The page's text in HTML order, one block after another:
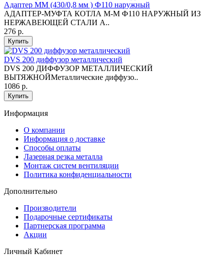
Адаптер ММ (430/0,8 мм ) Ф110 наружный
АДАПТЕР-МУФТА КОТЛА М-М Ф110 НАРУЖНЫЙ ИЗ
НЕРЖАВЕЮЩЕЙ СТАЛИ A..
276 р.
Купить
DVS 200 диффузор металлический
DVS 200 ДИФФУЗОР МЕТАЛЛИЧЕСКИЙ
ВЫТЯЖНОЙМеталлические диффузо..
1086 р.
Купить
Информация
O компании
Информация о доставке
Способы оплаты
Лазерная резка металла
Монтаж систем вентиляции
Политика конфиденциальности
Дополнительно
Производители
Подарочные сертификаты
Партнерская программа
Акции
Личный Кабинет